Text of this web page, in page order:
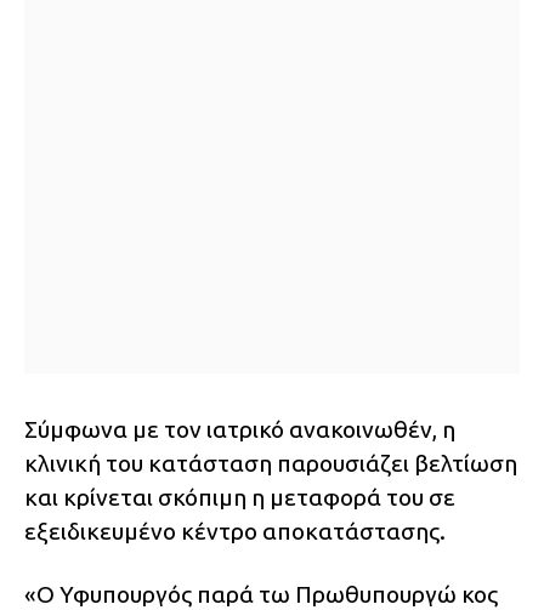
Σύμφωνα με τον ιατρικό ανακοινωθέν, η
κλινική του κατάσταση παρουσιάζει βελτίωση
και κρίνεται σκόπιμη η μεταφορά του σε
εξειδικευμένο κέντρο αποκατάστασης.
«Ο Υφυπουργός παρά τω Πρωθυπουργώ κος